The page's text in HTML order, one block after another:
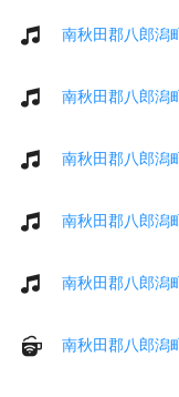
南秋田郡八郎潟
南秋田郡八郎潟
南秋田郡八郎潟
南秋田郡八郎潟
南秋田郡八郎潟
南秋田郡八郎潟